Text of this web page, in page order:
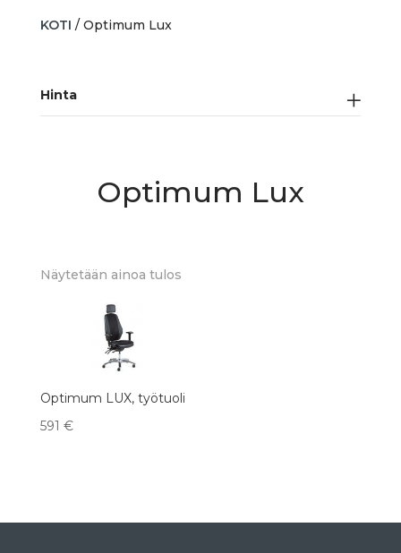
KOTI / Optimum Lux
Hinta
Optimum Lux
Näytetään ainoa tulos
Optimum LUX, työtuoli
591 €